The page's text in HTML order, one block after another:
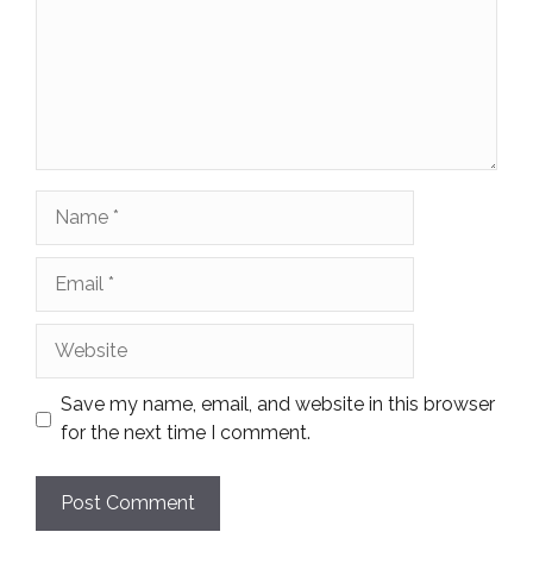
Save my name, email, and website in this browser
for the next time I comment.